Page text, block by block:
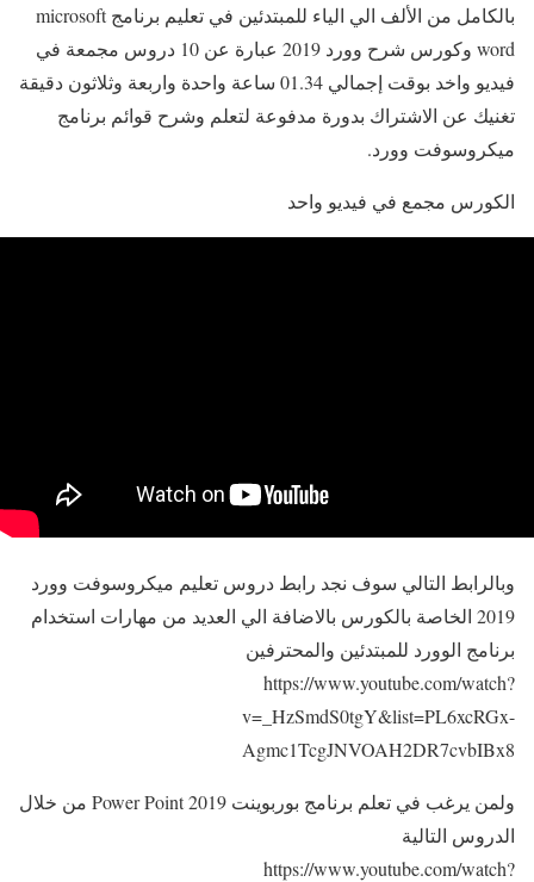
بالكامل من الألف الي الياء للمبتدئين في تعليم برنامج microsoft
word وكورس شرح وورد 2019 عبارة عن 10 دروس مجمعة في
فيديو واخد بوقت إجمالي 01.34 ساعة واحدة واربعة وثلاثون دقيقة
تغنيك عن الاشتراك بدورة مدفوعة لتعلم وشرح قوائم برنامج
ميكروسوفت وورد.
الكورس مجمع في فيديو واحد
وبالرابط التالي سوف نجد رابط دروس تعليم ميكروسوفت وورد
2019 الخاصة بالكورس بالاضافة الي العديد من مهارات استخدام
برنامج الوورد للمبتدئين والمحترفين
https://www.youtube.com/watch?
v=_HzSmdS0tgY&list=PL6xcRGx-
Agmc1TcgJNVOAH2DR7cvbIBx8
ولمن يرغب في تعلم برنامج بوربوينت Power Point 2019 من خلال
الدروس التالية
https://www.youtube.com/watch?